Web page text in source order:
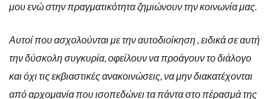
μου ενώ στην πραγματικότητα ζημιώνουν την κοινωνία μας.
Αυτοί που ασχολούνται με την αυτοδιοίκηση , ειδικά σε αυτή
την δύσκολη συγκυρία, οφείλουν να προάγουν το διάλογο
και όχι τις εκβιαστικές ανακοινώσεις, να μην διακατέχονται
από αρχομανία που ισοπεδώνει τα πάντα στο πέρασμά της